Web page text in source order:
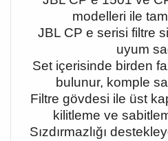
modelleri ile
JBL CP e serisi filtre
uyum
Set içerisinde birden
bulunur, komple
Filtre gövdesi ile üst
kilitleme ve
Sızdırmazlığı